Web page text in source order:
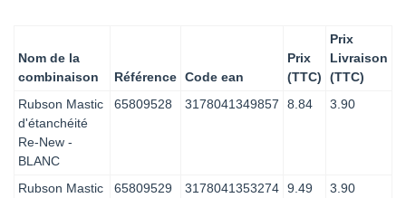
Nom de la
combinaison
Référence Code ean
Prix
(TTC)
Prix
Livraison
(TTC)
Rubson Mastic
d'étanchéité
Re-New -
BLANC
65809528 3178041349857 8.84 3.90
Rubson Mastic
65809529 3178041353274 9.49 3.90